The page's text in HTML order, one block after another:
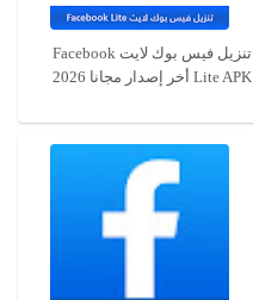
تنزيل فيس بوك لايت Facebook
Lite APK أخر إصدار مجانا 2026